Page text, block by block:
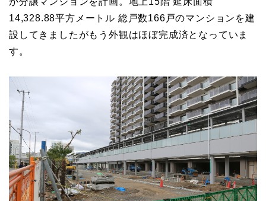
14,328.88平方メートル 総戸数166戸のマンションを建
設してきましたがもう外観はほぼ完成済となっていま
す。